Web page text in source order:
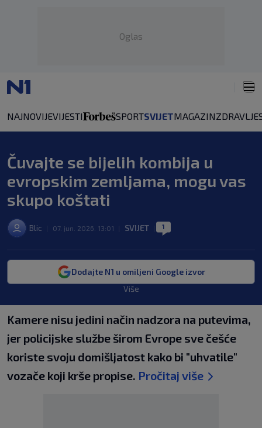
Oglas
NAJNOVIJEVIJESTI SPORTSVIJETMAGAZINZDRAVLJE
Čuvajte se bijelih kombija u
evropskim zemljama, mogu vas
skupo koštati
Blic 07. jun. 2026. 13:01 SVIJET 1
Dodajte N1 u omiljeni Google izvor
Više
Kamere nisu jedini način nadzora na putevima,
jer policijske službe širom Evrope sve češće
koriste svoju domišljatost kako bi "uhvatile"
vozače koji krše propise. Pročitaj više